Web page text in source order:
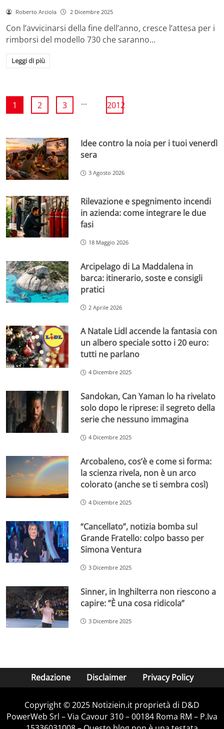
Roberto Arciola 2 Dicembre 2025
Con l’avvicinarsi della fine dell’anno, cresce l’attesa per i
rimborsi del modello 730 che saranno…
Leggi di più
1 2 3 ... 2012
Idee contro la noia per i tuoi venerdì
sera
3 Agosto 2026
Rilevazione e spegnimento incendi
in azienda: come integrare le due
fasi
18 Maggio 2026
Arcipelago di La Maddalena in
barca: itinerario, soste e consigli
pratici
2 Aprile 2026
A Natale Lidl accende la fantasia con
un albero speciale sotto i 20 euro:
tutti ne parlano
4 Dicembre 2025
Sandokan, Can Yaman lo ha rivelato
solo dopo le riprese: il segreto della
serie che nessuno immagina
4 Dicembre 2025
Arcobaleno, cos’è e come si forma:
la scienza rivela, non è un arco
colorato (anche se ti sembra così)
4 Dicembre 2025
“Cancellato”, notizia bomba sul
Grande Fratello: colpo basso per
Simona Ventura
3 Dicembre 2025
Sinner, in Inghilterra non riescono a
capire: ”È una cosa ridicola”
3 Dicembre 2025
Redazione Disclaimer Privacy Policy
Copyright © 2025 Notiziein.it proprietà di D&D
PowerWeb Srl – Via Cavour 310 – 00184 Roma RM – P.Iva